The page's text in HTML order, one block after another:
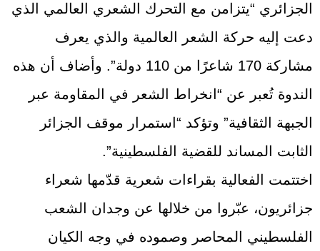
الجزائري “يتزامن مع التحرك الشعري العالمي الذي
دعت إليه حركة الشعر العالمية والذي يعرف
مشاركة 170 شاعرًا من 110 دولة”. وأضاف أن هذه
الندوة تُعبر عن “انخراط الشعر في المقاومة عبر
الجبهة الثقافية” وتؤكد “استمرار موقف الجزائر
الثابت المساند للقضية الفلسطينية”.
اختتمت الفعالية بقراءات شعرية قدّمها شعراء
جزائريون، عبّروا من خلالها عن وجدان الشعب
الفلسطيني المحاصر وصموده في وجه الكيان